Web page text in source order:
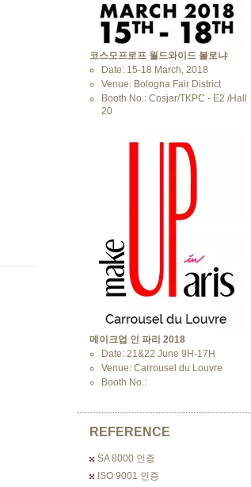
코스모프로프 월드와이드 볼로냐
Date: 15-18 March, 2018
Venue: Bologna Fair District
Booth No.: Cosjar/TKPC - E2 /Hall
20
메이크업 인 파리 2018
Date: 21&22 June 9H-17H
Venue: Carrousel du Louvre
Booth No.:
REFERENCE
SA 8000 인증
ISO 9001 인증